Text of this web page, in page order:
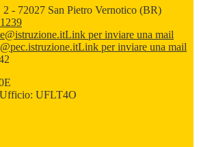
- 72027 San Pietro Vernotico (BR)
Link per inviare una mail
Link per inviare una mail
UFLT4O